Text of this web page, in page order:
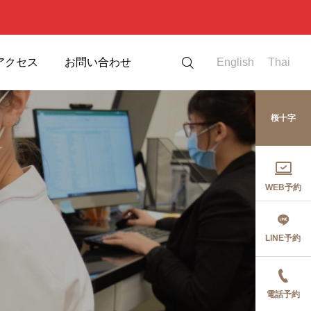
クセス お問い合わせ English Thai
桜十字

WEB予約
LINE予約
電話予約